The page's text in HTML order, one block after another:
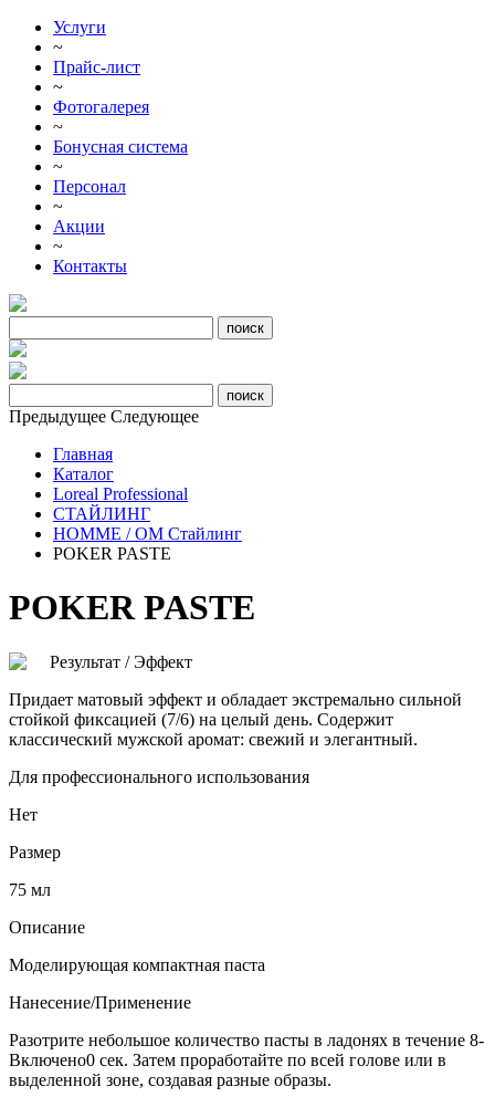
Услуги
~
Прайс-лист
~
Фотогалерея
~
Бонусная система
~
Персонал
~
Акции
~
Контакты
Предыдущее Следующее
Главная
Каталог
Loreal Professional
СТАЙЛИНГ
HOMME / ОМ Cтайлинг
POKER PASTE
POKER PASTE
Результат / Эффект
Придает матовый эффект и обладает экстремально сильной
стойкой фиксацией (7/6) на целый день. Содержит
классический мужской аромат: свежий и элегантный.
Для профессионального использования
Нет
Размер
75 мл
Описание
Моделирующая компактная паста
Нанесение/Применение
Разотрите небольшое количество пасты в ладонях в течение 8-
Включено0 сек. Затем проработайте по всей голове или в
выделенной зоне, создавая разные образы.